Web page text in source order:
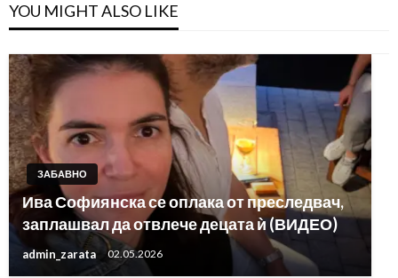
YOU MIGHT ALSO LIKE
ЗАБАВНО
Ива Софиянска се оплака от преследвач,
заплашвал да отвлече децата ѝ (ВИДЕО)
admin_zarata 02.05.2026